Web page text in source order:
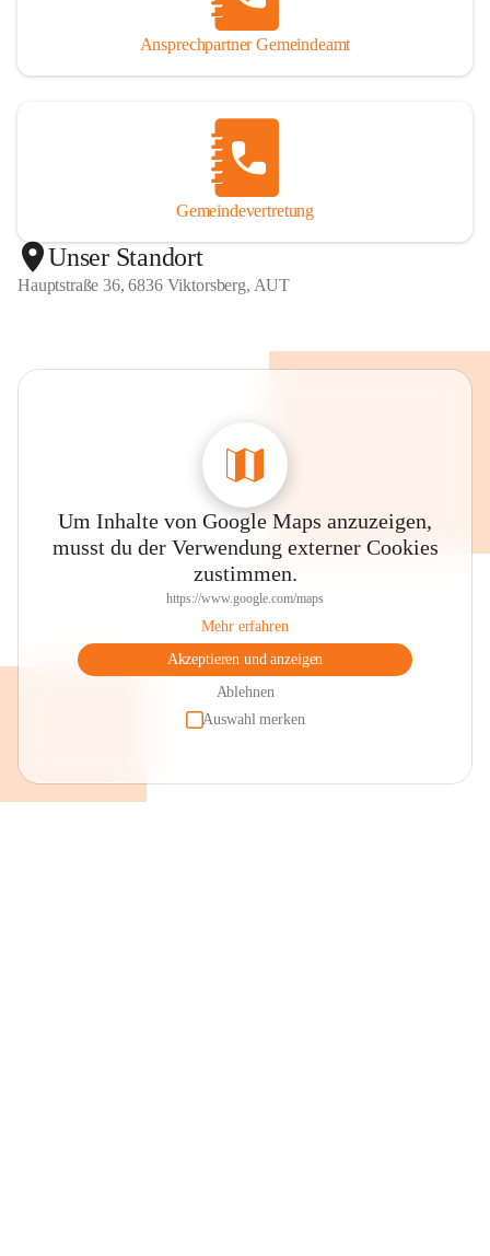
Ansprechpartner Gemeindeamt
Gemeindevertretung
Unser Standort
Hauptstraße 36, 6836 Viktorsberg, AUT
Um Inhalte von Google Maps anzuzeigen,
musst du der Verwendung externer Cookies
zustimmen.
https://www.google.com/maps
Mehr erfahren
Akzeptieren und anzeigen
Ablehnen
Auswahl merken